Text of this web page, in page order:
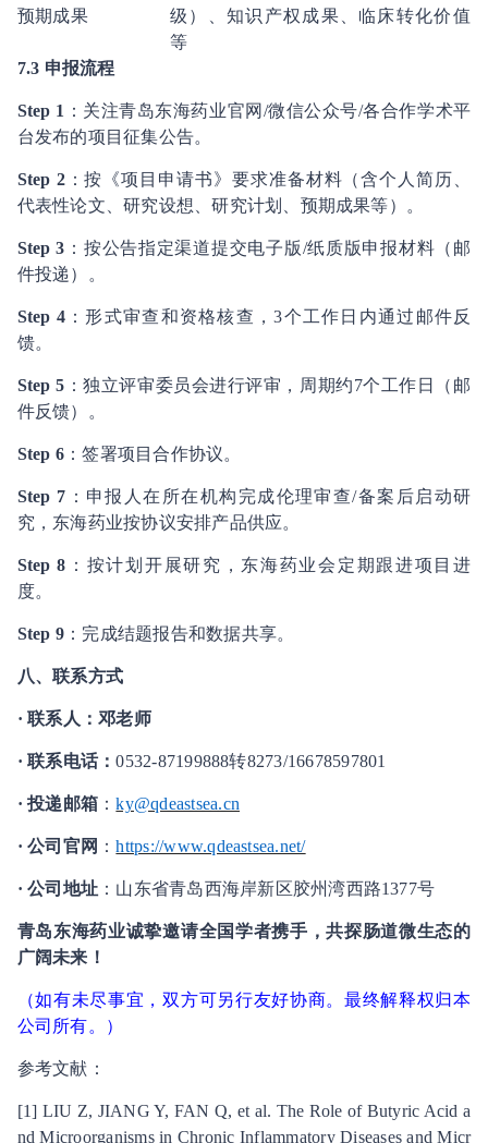
预期成果
级）、知识产权成果、临床转化价值
等
7.3 申报流程
Step 1 ：关注青岛东海药业官网/微信公众号/各合作学术平
台发布的项目征集公告。
Step 2：按《项目申请书》要求准备材料（含个人简历、
代表性论文、研究设想、研究计划、预期成果等）。
Step 3 ：按公告指定渠道提交电子版/纸质版申报材料（邮
件投递）。
Step 4 ：形式审查和资格核查，3个工作日内通过邮件反
馈。
Step 5 ：独立评审委员会进行评审，周期约7个工作日（邮
件反馈）。
Step 6 ：签署项目合作协议。
Step 7 ：申报人在所在机构完成伦理审查/备案后启动研
究，东海药业按协议安排产品供应。
Step 8 ：按计划开展研究，东海药业会定期跟进项目进
度。
Step 9 ：完成结题报告和数据共享。
八、联系方式
·联系人：邓老师
·联系电话：0532-87199888转8273/16678597801
·投递邮箱 ：ky@qdeastsea.cn
·公司官网 ：https://www.qdeastsea.net/
·公司地址 ：山东省青岛西海岸新区胶州湾西路1377号
青岛东海药业诚挚邀请全国学者携手，共探肠道微生态的
广阔未来！
（如有未尽事宜，双方可另行友好协商。最终解释权归本
公司所有。）
参考文献：
[1] LIU Z, JIANG Y, FAN Q, et al. The Role of Butyric Acid a
nd Microorganisms in Chronic Inflammatory Diseases and Micr